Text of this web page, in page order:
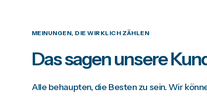
MEINUNGEN, DIE WIRKLICH ZÄHLEN
Das sagen unsere
Alle behaupten, die Besten zu sein. Wir